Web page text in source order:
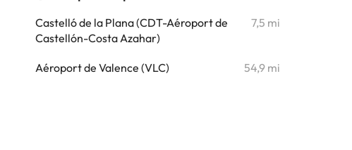
Castelló de la Plana (CDT-Aéroport de
Castellón-Costa Azahar)
7,5 mi
Aéroport de Valence (VLC) 54,9 mi